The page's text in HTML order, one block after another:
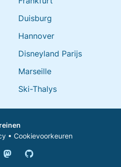
Duisburg
Hannover
Disneyland Parijs
Marseille
Ski-Thalys
• Cookievoorkeuren